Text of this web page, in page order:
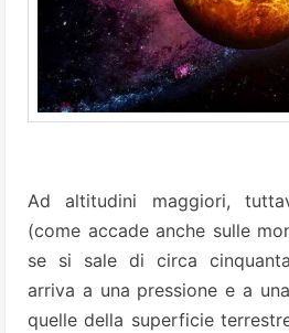
Ad altitudini maggiori,
(come accade anche sulle
se si sale di circa
arriva a una pressione e a
quelle della superficie